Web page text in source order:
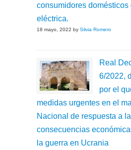
consumidores domésticos
eléctrica.
18 mayo, 2022 by Silvia Romero
Real
6/2022,
por el
medidas urgentes en el
Nacional de respuesta a
consecuencias
la guerra en Ucrania